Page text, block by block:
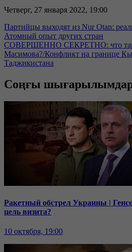
Четверг, 27 января 2022, 19:00
Партийцы выходят из Nur Otan:
Атомный опыт других стран
СОВЕРШЕННО СЕКРЕТНО: что там
Масимова?/Конфликт на границе
Таджикистана
Соңғы
Ракетный обстрел Украины |
цель визита?
10 октября, 19:00